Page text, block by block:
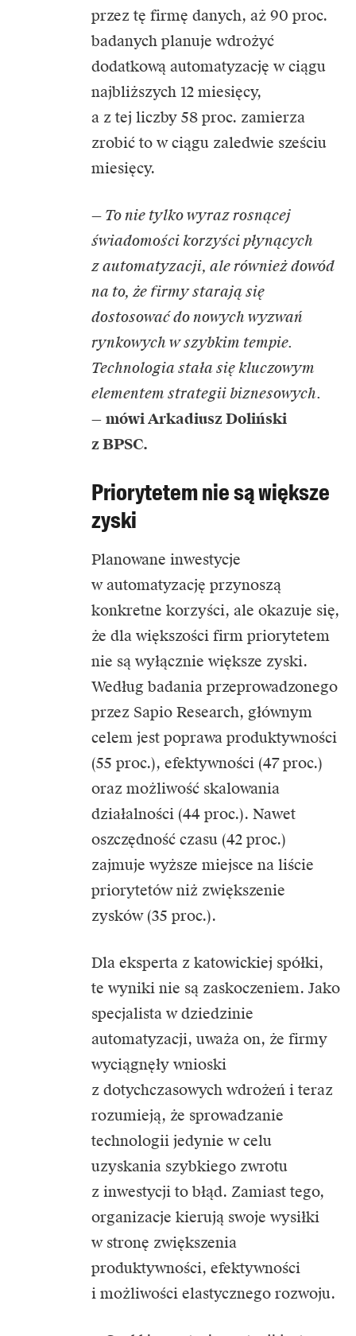
przez tę firmę danych, aż 90 proc.
badanych planuje wdrożyć
dodatkową automatyzację w ciągu
najbliższych 12 miesięcy,
a z tej liczby 58 proc. zamierza
zrobić to w ciągu zaledwie sześciu
miesięcy.
— To nie tylko wyraz rosnącej
świadomości korzyści płynących
z automatyzacji, ale również dowód
na to, że firmy starają się
dostosować do nowych wyzwań
rynkowych w szybkim tempie.
Technologia stała się kluczowym
elementem strategii biznesowych.
— mówi Arkadiusz Doliński
z BPSC.
Priorytetem nie są większe
zyski
Planowane inwestycje
w automatyzację przynoszą
konkretne korzyści, ale okazuje się,
że dla większości firm priorytetem
nie są wyłącznie większe zyski.
Według badania przeprowadzonego
przez Sapio Research, głównym
celem jest poprawa produktywności
(55 proc.), efektywności (47 proc.)
oraz możliwość skalowania
działalności (44 proc.). Nawet
oszczędność czasu (42 proc.)
zajmuje wyższe miejsce na liście
priorytetów niż zwiększenie
zysków (35 proc.).
Dla eksperta z katowickiej spółki,
te wyniki nie są zaskoczeniem. Jako
specjalista w dziedzinie
automatyzacji, uważa on, że firmy
wyciągnęły wnioski
z dotychczasowych wdrożeń i teraz
rozumieją, że sprowadzanie
technologii jedynie w celu
uzyskania szybkiego zwrotu
z inwestycji to błąd. Zamiast tego,
organizacje kierują swoje wysiłki
w stronę zwiększenia
produktywności, efektywności
i możliwości elastycznego rozwoju.